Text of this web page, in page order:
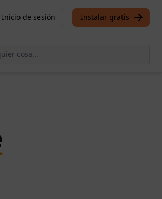
Inicio de sesión Instalar gratis